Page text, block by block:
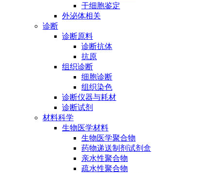
干细胞鉴定
外泌体相关
诊断
诊断原料
诊断抗体
抗原
组织诊断
细胞诊断
组织染色
诊断仪器与耗材
诊断试剂
材料科学
生物医学材料
生物医学聚合物
药物递送制剂试剂盒
亲水性聚合物
疏水性聚合物